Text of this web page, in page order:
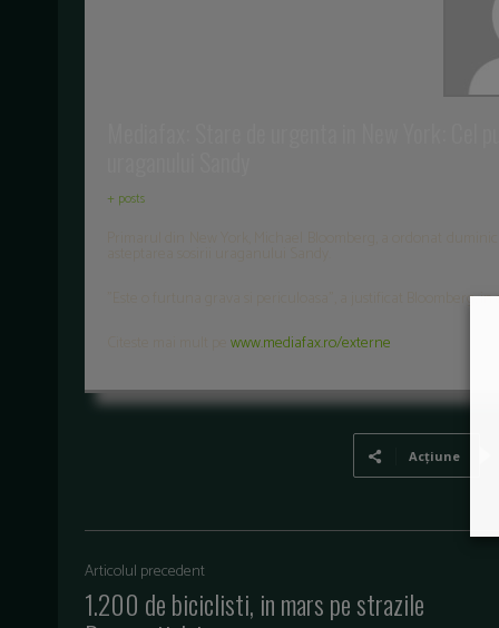
+ posts
"Este o furtuna grava si periculoasa", a justificat Bloomberg,
www.mediafax.ro/externe
Acțiune
Articolul precedent
1.200 de biciclisti, in mars pe strazile